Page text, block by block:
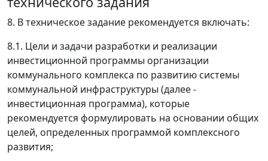
8. В техническое задание рекомендуется включать:
8.1. Цели и задачи разработки и реализации
инвестиционной программы организации
коммунального комплекса по развитию системы
коммунальной инфраструктуры (далее -
инвестиционная программа), которые
рекомендуется формулировать на основании общих
целей, определенных программой комплексного
развития;